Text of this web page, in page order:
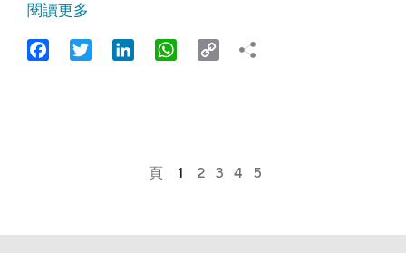
閱讀更多
FacebookTwitter LinkedIn WhatsApp
Copy
頁 1 2 3 4 5